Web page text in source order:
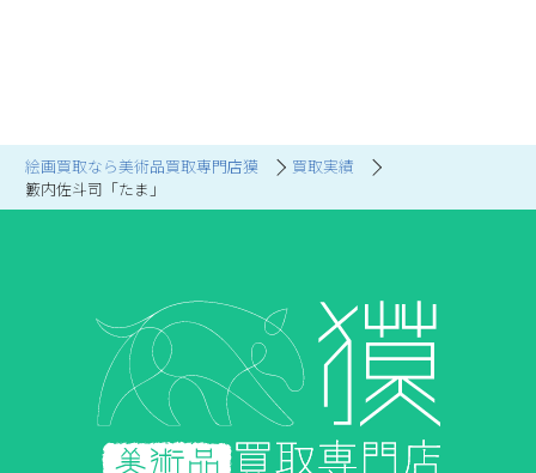
絵画買取なら美術品買取専門店獏
買取実績
籔内佐斗司「たま」